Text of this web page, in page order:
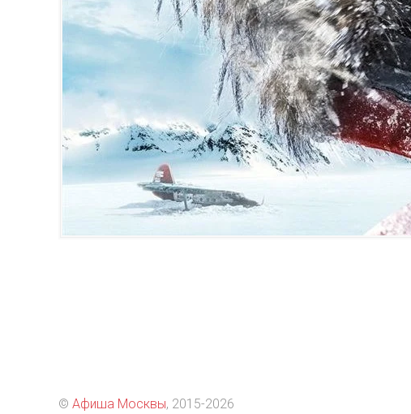
© Афиша Москвы, 2015-2026